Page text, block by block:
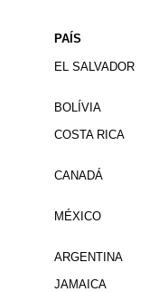
PAÍS
EL SALVADOR
BOLÍVIA
COSTA RICA
CANADÁ
MÉXICO
ARGENTINA
JAMAICA